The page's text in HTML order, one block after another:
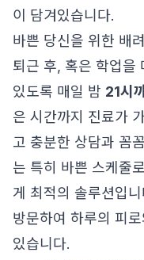
이 담겨있습니다.
바쁜 당신을 위한 배
퇴근 후, 혹은 학업을
있도록 매일 밤 21시
은 시간까지 진료가
고 충분한 상담과 꼼
는 특히 바쁜 스케줄
게 최적의 솔루션입
방문하여 하루의 피
있습니다.